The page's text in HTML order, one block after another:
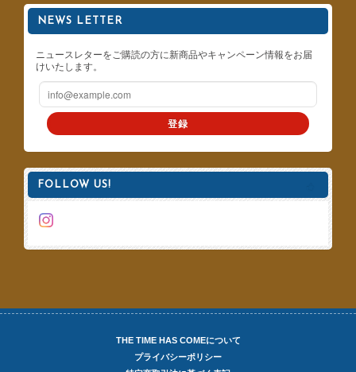
NEWS LETTER
ニュースレターをご購読の方に新商品やキャンペーン情報をお届
けいたします。
登録
FOLLOW US!
THE TIME HAS COMEについて
プライバシーポリシー